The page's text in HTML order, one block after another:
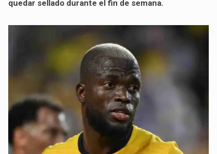
quedar sellado durante el fin de semana.